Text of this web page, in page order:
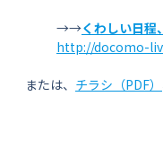
→→くわしい日程
http://docomo-
または、 チラシ（PDF）